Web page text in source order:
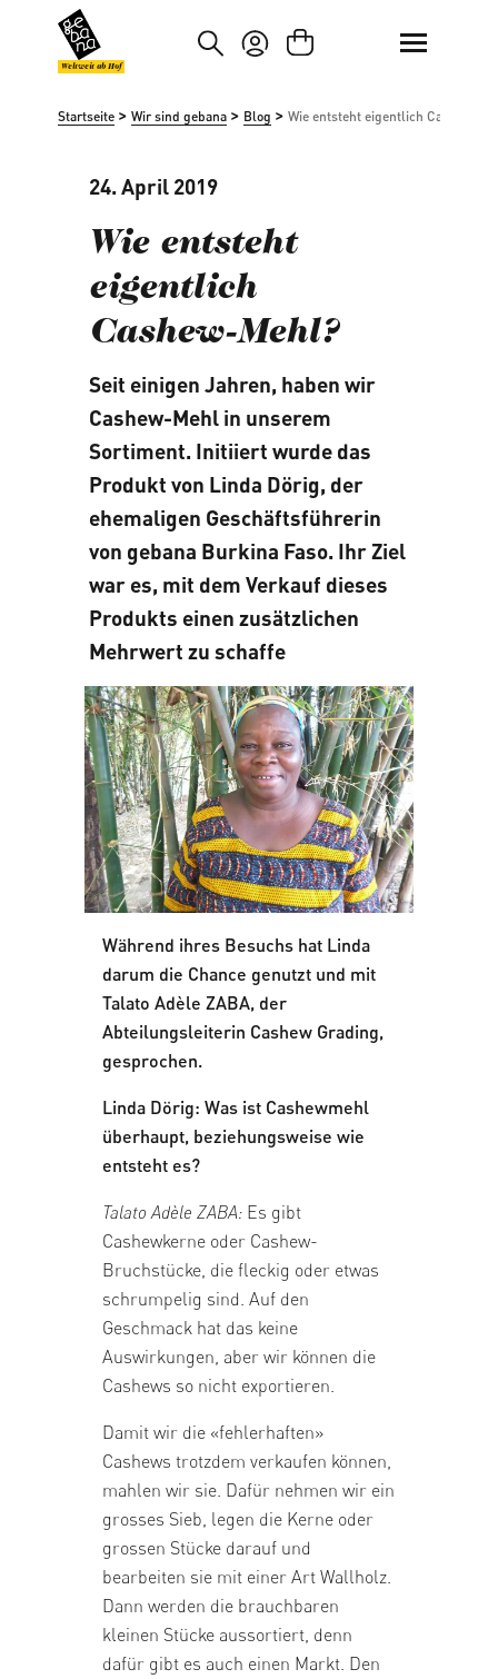
Hauptinhalt springen
Zur Suche springen
Weltweit ab Hof
Startseite > Wir sind gebana > Blog > Wie entsteht eigentlich Cashew-
24. April 2019
Wie entsteht
eigentlich
Cashew-Mehl?
Seit einigen Jahren, haben wir
Cashew-Mehl in unserem
Sortiment. Initiiert wurde das
Produkt von Linda Dörig, der
ehemaligen Geschäftsführerin
von gebana Burkina Faso. Ihr Ziel
war es, mit dem Verkauf dieses
Produkts einen zusätzlichen
Mehrwert zu schaffe
Während ihres Besuchs hat Linda
darum die Chance genutzt und mit
Talato Adèle ZABA, der
Abteilungsleiterin Cashew Grading,
gesprochen.
Linda Dörig: Was ist Cashewmehl
überhaupt, beziehungsweise wie
entsteht es?
Talato Adèle ZABA: Es gibt
Cashewkerne oder Cashew-
Bruchstücke, die fleckig oder etwas
schrumpelig sind. Auf den
Geschmack hat das keine
Auswirkungen, aber wir können die
Cashews so nicht exportieren.
Damit wir die «fehlerhaften»
Cashews trotzdem verkaufen können,
mahlen wir sie. Dafür nehmen wir ein
grosses Sieb, legen die Kerne oder
grossen Stücke darauf und
bearbeiten sie mit einer Art Wallholz.
Dann werden die brauchbaren
kleinen Stücke aussortiert, denn
dafür gibt es auch einen Markt. Den